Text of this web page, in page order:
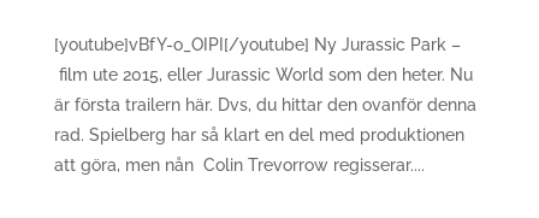
[youtube]vBfY-o_OIPI[/youtube] Ny Jurassic Park –
film ute 2015, eller Jurassic World som den heter. Nu
är första trailern här. Dvs, du hittar den ovanför denna
rad. Spielberg har så klart en del med produktionen
att göra, men nån Colin Trevorrow regisserar....